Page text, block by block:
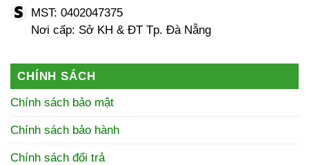
MST: 0402047375
Nơi cấp: Sở KH & ĐT Tp. Đà Nẵng
CHÍNH SÁCH
Chính sách bảo mật
Chính sách bảo hành
Chính sách đổi trả